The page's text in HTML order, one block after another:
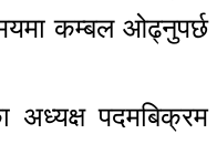
कम्बल ओढ्नुपर्छ
अध्यक्ष पदमबिक्रम